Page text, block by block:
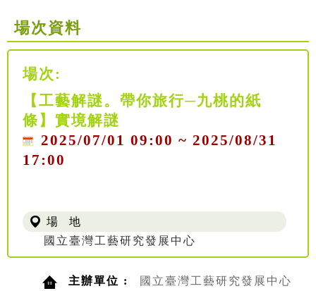
場次資料
場次:
【工藝解謎。帶你旅行─九桃的紙
條】實境解謎
2025/07/01 09:00 ~ 2025/08/31
17:00
場 地
國立臺灣工藝研究發展中心
主辦單位 : 國立臺灣工藝研究發展中心